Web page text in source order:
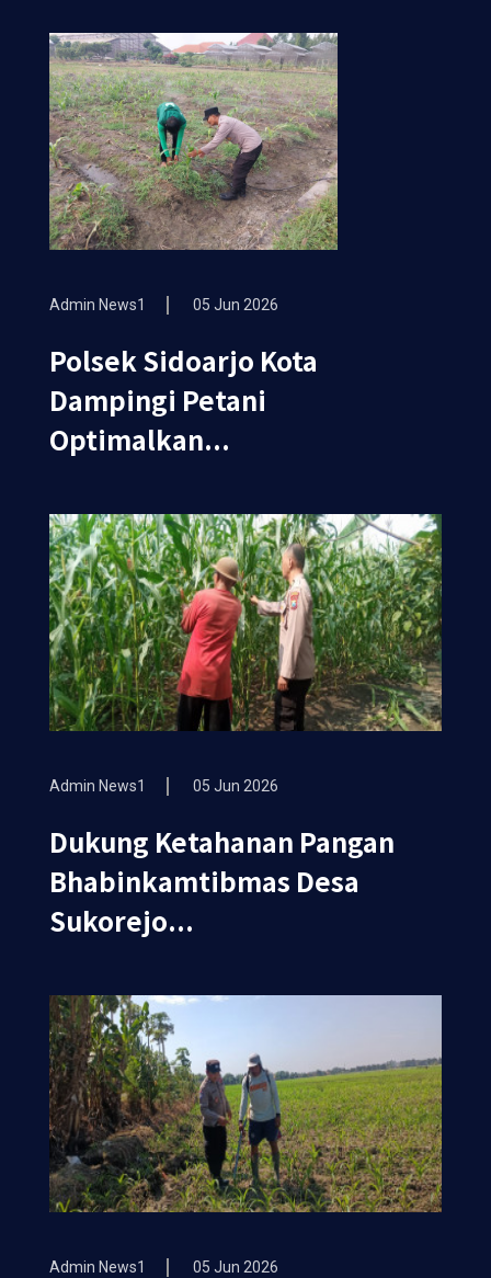
Admin News1 05 Jun 2026
Polsek Sidoarjo Kota
Dampingi Petani
Optimalkan...
Admin News1 05 Jun 2026
Dukung Ketahanan Pangan
Bhabinkamtibmas Desa
Sukorejo...
Admin News1 05 Jun 2026